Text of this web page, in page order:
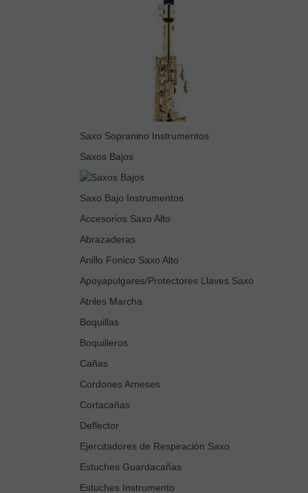
Saxo Sopranino Instrumentos
Saxos Bajos
Saxo Bajo Instrumentos
Accesorios Saxo Alto
Abrazaderas
Anillo Fonico Saxo Alto
Apoyapulgares/Protectores Llaves Saxo
Atriles Marcha
Boquillas
Boquilleros
Cañas
Cordones Arneses
Cortacañas
Deflector
Ejercitadores de Respiración Saxo
Estuches Guardacañas
Estuches Instrumento